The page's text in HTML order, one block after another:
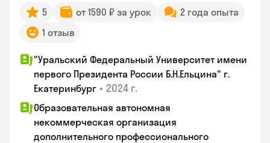
5 от 1590 ₽ за урок
2 года опыта
1 отзыв
"Уральский Федеральный Университет имени
первого Президента России Б.Н.Ельцина" г.
Екатеринбург • 2024 г.
Образовательная автономная
некоммерческая организация
дополнительного профессионального